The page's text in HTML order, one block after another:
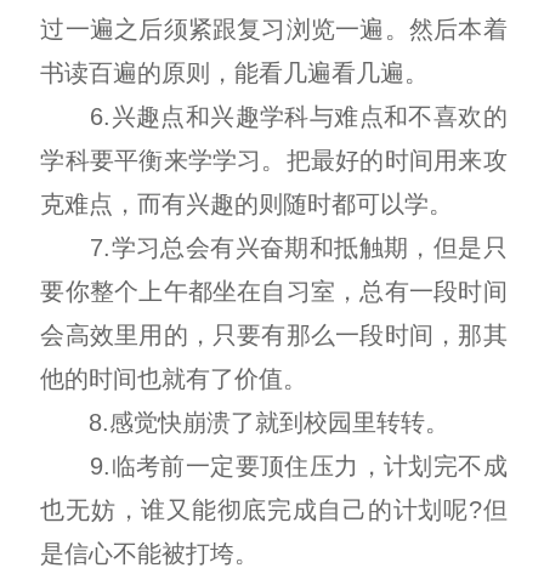
过一遍之后须紧跟复习浏览一遍。然后本着
书读百遍的原则，能看几遍看几遍。
6.兴趣点和兴趣学科与难点和不喜欢的
学科要平衡来学学习。把最好的时间用来攻
克难点，而有兴趣的则随时都可以学。
7.学习总会有兴奋期和抵触期，但是只
要你整个上午都坐在自习室，总有一段时间
会高效里用的，只要有那么一段时间，那其
他的时间也就有了价值。
8.感觉快崩溃了就到校园里转转。
9.临考前一定要顶住压力，计划完不成
也无妨，谁又能彻底完成自己的计划呢?但
是信心不能被打垮。